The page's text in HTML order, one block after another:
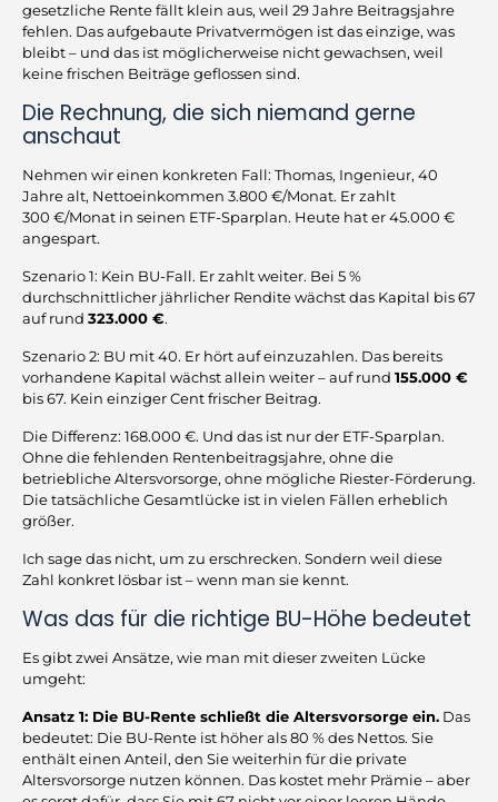
gesetzliche Rente fällt klein aus, weil 29 Jahre Beitragsjahre
fehlen. Das aufgebaute Privatvermögen ist das einzige, was
bleibt – und das ist möglicherweise nicht gewachsen, weil
keine frischen Beiträge geflossen sind.
Die Rechnung, die sich niemand gerne
anschaut
Nehmen wir einen konkreten Fall: Thomas, Ingenieur, 40
Jahre alt, Nettoeinkommen 3.800 €/Monat. Er zahlt
300 €/Monat in seinen ETF-Sparplan. Heute hat er 45.000 €
angespart.
Szenario 1: Kein BU-Fall. Er zahlt weiter. Bei 5 %
durchschnittlicher jährlicher Rendite wächst das Kapital bis 67
auf rund 323.000 €.
Szenario 2: BU mit 40. Er hört auf einzuzahlen. Das bereits
vorhandene Kapital wächst allein weiter – auf rund 155.000 €
bis 67. Kein einziger Cent frischer Beitrag.
Die Differenz: 168.000 €. Und das ist nur der ETF-Sparplan.
Ohne die fehlenden Rentenbeitragsjahre, ohne die
betriebliche Altersvorsorge, ohne mögliche Riester-Förderung.
Die tatsächliche Gesamtlücke ist in vielen Fällen erheblich
größer.
Ich sage das nicht, um zu erschrecken. Sondern weil diese
Zahl konkret lösbar ist – wenn man sie kennt.
Was das für die richtige BU-Höhe bedeutet
Es gibt zwei Ansätze, wie man mit dieser zweiten Lücke
umgeht:
Ansatz 1: Die BU-Rente schließt die Altersvorsorge ein. Das
bedeutet: Die BU-Rente ist höher als 80 % des Nettos. Sie
enthält einen Anteil, den Sie weiterhin für die private
Altersvorsorge nutzen können. Das kostet mehr Prämie – aber